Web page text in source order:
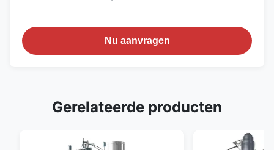
Nu aanvragen
Gerelateerde producten